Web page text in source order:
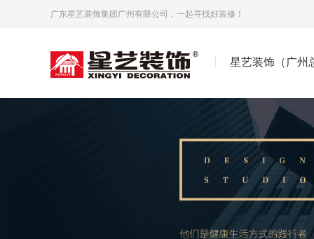
广东星艺装饰集团广州有限公司，一起寻找好装修！
星艺装饰（广州